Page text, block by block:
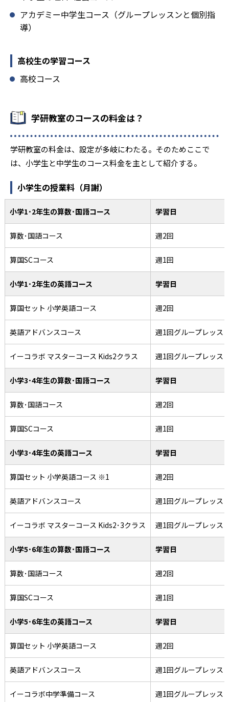
アカデミー中学生コース（グループレッスンと個別指
導）
高校生の学習コース
高校コース
学研教室のコースの料金は？
学研教室の料金は、設定が多岐にわたる。そのためここで
は、小学生と中学生のコース料金を主として紹介する。
小学生の授業料（月謝）
小学1･2年生の算数･国語コース 学習日
算数･国語コース 週2回
算国SCコース 週1回
小学1･2年生の英語コース 学習日
算国セット 小学英語コース 週2回
英語アドバンスコース 週1回グループレッス
イーコラボ マスターコース Kids2クラス 週1回グループレッス
小学3･4年生の算数･国語コース 学習日
算数･国語コース 週2回
算国SCコース 週1回
小学3･4年生の英語コース 学習日
算国セット 小学英語コース ※1 週2回
英語アドバンスコース 週1回グループレッス
イーコラボ マスターコース Kids2･3クラス 週1回グループレッス
小学5･6年生の算数･国語コース 学習日
算数･国語コース 週2回
算国SCコース 週1回
小学5･6年生の英語コース 学習日
算国セット 小学英語コース 週2回
英語アドバンスコース 週1回グループレッス
イーコラボ中学準備コース 週1回グループレッス